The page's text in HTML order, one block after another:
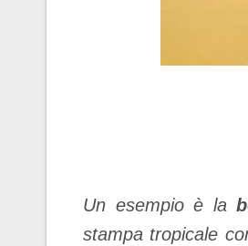
Un esempio è la
stampa tropicale